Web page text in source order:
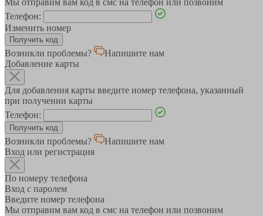
Мы отправим вам код в смс на телефон или позвоним
Телефон:
Изменить номер
Возникли проблемы?
Напишите нам
Добавление карты
Для добавления карты введите номер телефона, указанный
при получении карты
Телефон:
Возникли проблемы?
Напишите нам
Вход или регистрация
По номеру телефона
Вход с паролем
Введите номер телефона
Мы отправим вам код в смс на телефон или позвоним